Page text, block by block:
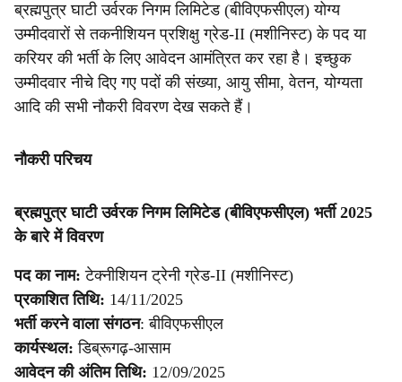
ब्रह्मपुत्र घाटी उर्वरक निगम लिमिटेड (बीविएफसीएल) योग्य
उम्मीदवारों से तकनीशियन प्रशिक्षु ग्रेड-II (मशीनिस्ट) के पद या
करियर की भर्ती के लिए आवेदन आमंत्रित कर रहा है। इच्छुक
उम्मीदवार नीचे दिए गए पदों की संख्या, आयु सीमा, वेतन, योग्यता
आदि की सभी नौकरी विवरण देख सकते हैं।
नौकरी परिचय
ब्रह्मपुत्र घाटी उर्वरक निगम लिमिटेड (बीविएफसीएल) भर्ती 2025
के बारे में विवरण
पद का नाम: टेक्नीशियन ट्रेनी ग्रेड-II (मशीनिस्ट)
प्रकाशित तिथि: 14/11/2025
भर्ती करने वाला संगठन: बीविएफसीएल
कार्यस्थल: डिब्रूगढ़-आसाम
आवेदन की अंतिम तिथि: 12/09/2025